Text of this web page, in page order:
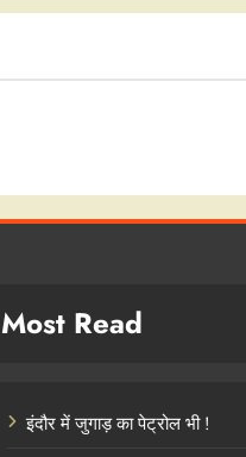
Most Read
इंदौर में जुगाड़ का पेट्रोल भी !